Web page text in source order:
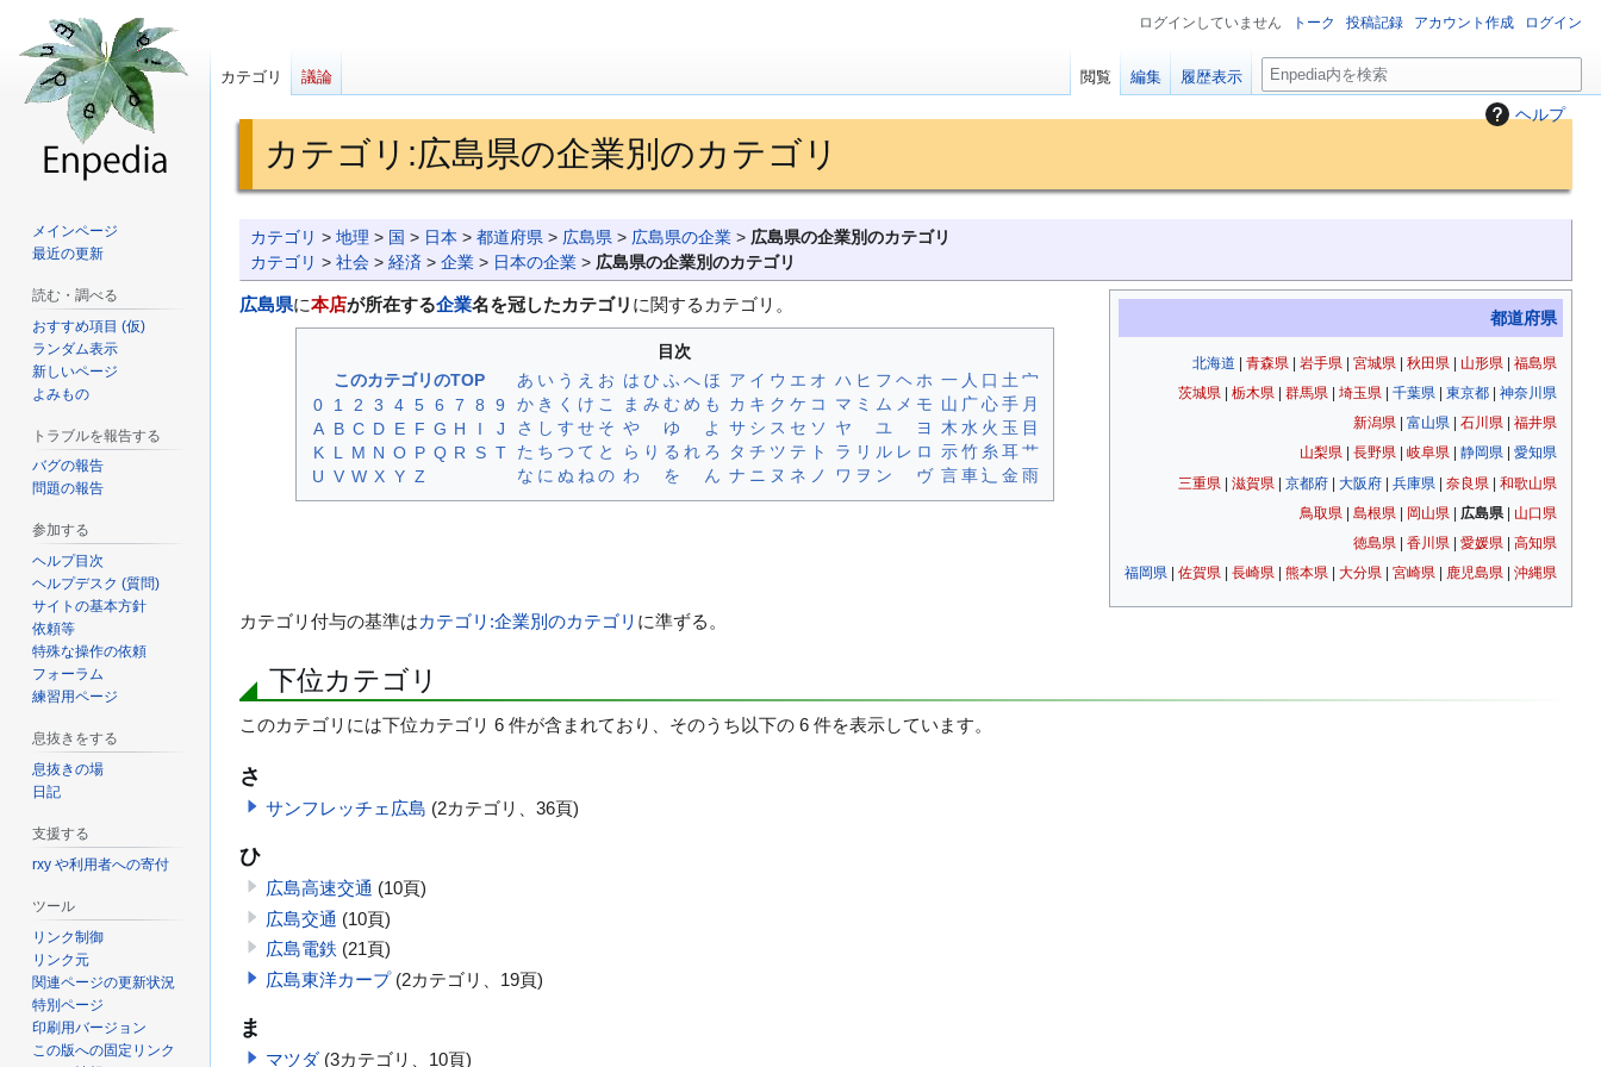
ヘルプ
カテゴリ :広島県の企業別のカテゴリ
ナ
ビ
ー
検
索
移
カテゴリ >地理 > 国 > 日本 >都道府県 > 広島県 > 広島県の企業 > 広島県の企業別のカテゴリ
カテゴリ >社会 >経済 >企業 > 日本の企業 > 広島県の企業別のカテゴリ
都道府県
北海道 青森県 岩手県 宮城県 秋田県 山形県
福島県
茨城県
栃木県 群馬県 埼玉県 千葉県 東京都
神奈川県
新潟県
富山県 石川県
福井県
山梨県
長野県 岐阜県 静岡県
愛知県
三重県 | 滋賀県 | 京都府 | 大阪府 | 兵庫県 | 奈良県 | 和歌山県
鳥取県 | 島根県 | 岡山県 | 広島県 | 山口県
徳島県
香川県 愛媛県
高知県
福岡県
佐賀県 長崎県 熊本県 大分県 宮崎県 鹿児島県 沖縄県
広島県に本店が所在する企業名を冠したカテゴリ に関するカテゴリ。
目次
このカテゴリのTOP
0
1 2 3 4 5 6 7 8
9
A B C D E F G H I
J
K L M N O P Q R S T
U V W X Y Z
あ い う え お
か き く け こ
さ し す せ そ
た ち つ て と
な に ぬ ね の
は ひ ふ へほ
ま み むめ も
や
ゆ
よ
ら り る れ ろ
わ
を ん
ア イ ウ エ オ
カ キ ク ケ コ
サ シ ス セ ソ
タ チ ツ テ ト
ナ ニ ヌ ネ ノ
ハ ヒ フ ヘ ホ
マ ミ ム メ モ
ヤ
ユ
ヨ
ラ リ ル レ ロ
ワ ヲ ン ヴ
一 人 口 土 宀
山 广心手 月
木 水 火 玉 目
示竹 糸 耳艹
言車辶 金 雨
カテゴリ付与の基準はカテゴリ:企業別のカテゴリ に準ずる。
下位カテゴリ
このカテゴリには下位カテゴリ 6 件が含まれており、そのうち以下の 6 件を表示しています。
さ
サンフレッチェ広島 (2カテゴリ、36頁)
ひ
広島高速交通 (10頁)
広島交通 (10頁)
広島電鉄 (21頁)
広島東洋カープ (2カテゴリ、19頁)
ま
マツダ (3カテゴリ、10頁)
ログインしていません トーク 投稿記録 アカウント作成 ログイン
カテゴリ 議論 閲覧 編集 履歴表示
検
索
メインページ
最近の更新
読む・調べる
おすすめ項目 (仮)
ランダム表示
新しいページ
よみもの
トラブルを報告する
バグの報告
問題の報告
参加する
ヘルプ目次
ヘルプデスク (質問)
サイトの基本方針
依頼等
特殊な操作の依頼
フォーラム
練習用ページ
息抜きをする
息抜きの場
日記
支援する
rxy や利用者への寄付
ツール
リンク制御
リンク元
関連ページの更新状況
特別ページ
印刷用バージョン
この版への固定リンク